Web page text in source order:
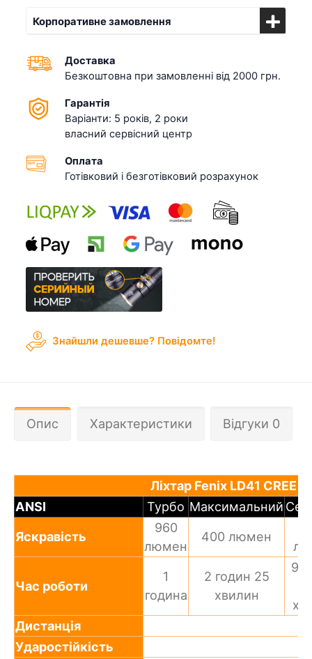
Корпоративне замовлення
Доставка
Безкоштовна при замовленні від 2000 грн.
Гарантія
Варіанти: 5 років, 2 роки
власний сервісний центр
Оплата
Готівковий і безготівковий розрахунок
Знайшли дешевше? Повідомте!
Опис Характеристики Відгуки 0
Ліхтар Fenix LD41 CREE
ANSI
Турбо Максимальний
Яскравість
960
люмен
400 люмен
Час роботи
1
година
2 годин 25
хвилин
9
Дистанція
Ударостійкість